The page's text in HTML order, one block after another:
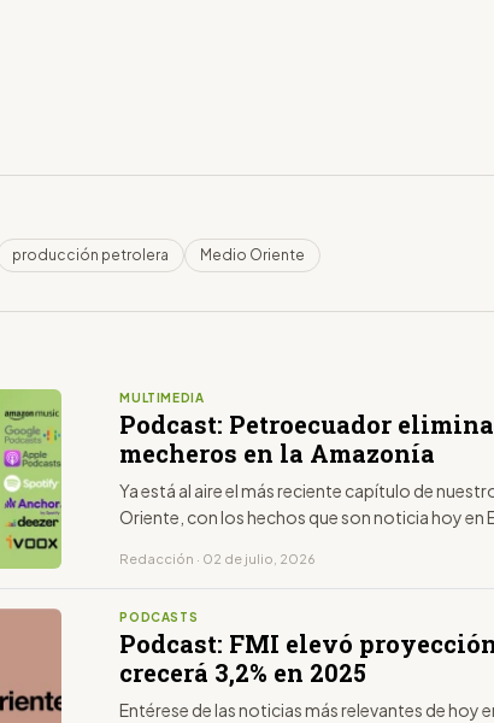
producción petrolera Medio Oriente
MULTIMEDIA
Podcast: Petroecuador elimina
mecheros en la Amazonía
Ya está al aire el más reciente capítulo de
Oriente, con los hechos que son noticia hoy en
Redacción · 02 de julio, 2026
PODCASTS
Podcast: FMI elevó
crecerá 3,2% en 2025
Entérese de las noticias más relevantes de hoy